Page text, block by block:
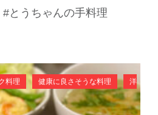
とうちゃんの手料理
料理 健康に良さそうな料理
洋